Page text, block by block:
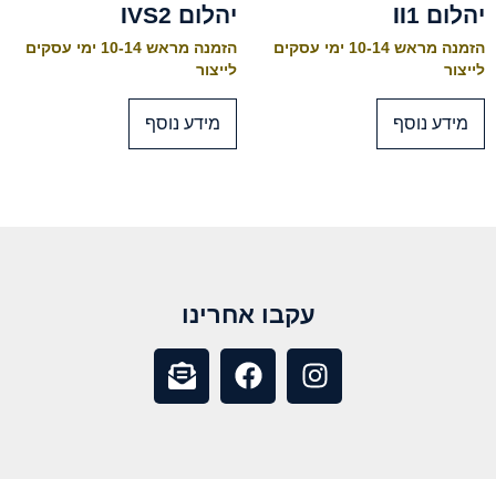
יהלום II1
הזמנה מראש 10-14 ימי עסקים
לייצור
מידע נוסף
יהלום IVS2
הזמנה מראש 10-14 ימי עסקים
לייצור
מידע נוסף
עקבו אחרינו